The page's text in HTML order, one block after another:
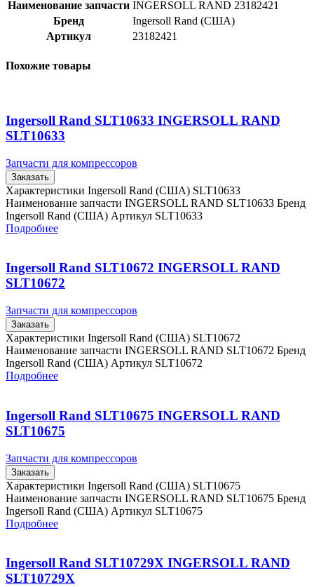
Наименование запчасти INGERSOLL RAND 23182421
Бренд
Ingersoll Rand (США)
Артикул
23182421
Похожие товары
Ingersoll Rand SLT10633 INGERSOLL RAND
SLT10633
Запчасти для компрессоров
Заказать
Характеристики Ingersoll Rand (США) SLT10633
Наименование запчасти INGERSOLL RAND SLT10633 Бренд
Ingersoll Rand (США) Артикул SLT10633
Подробнее
Ingersoll Rand SLT10672 INGERSOLL RAND
SLT10672
Запчасти для компрессоров
Заказать
Характеристики Ingersoll Rand (США) SLT10672
Наименование запчасти INGERSOLL RAND SLT10672 Бренд
Ingersoll Rand (США) Артикул SLT10672
Подробнее
Ingersoll Rand SLT10675 INGERSOLL RAND
SLT10675
Запчасти для компрессоров
Заказать
Характеристики Ingersoll Rand (США) SLT10675
Наименование запчасти INGERSOLL RAND SLT10675 Бренд
Ingersoll Rand (США) Артикул SLT10675
Подробнее
Ingersoll Rand SLT10729X INGERSOLL RAND
SLT10729X